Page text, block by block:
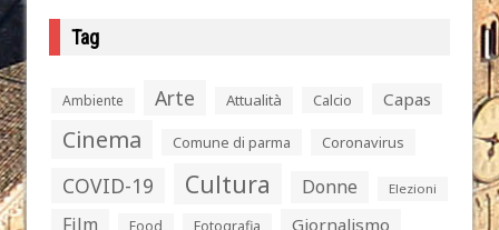
Tag
Ambiente Arte Attualità Calcio Capas
Cinema Comune di parma Coronavirus
COVID-19 Cultura Donne Elezioni
Film Food Fotografia Giornalismo